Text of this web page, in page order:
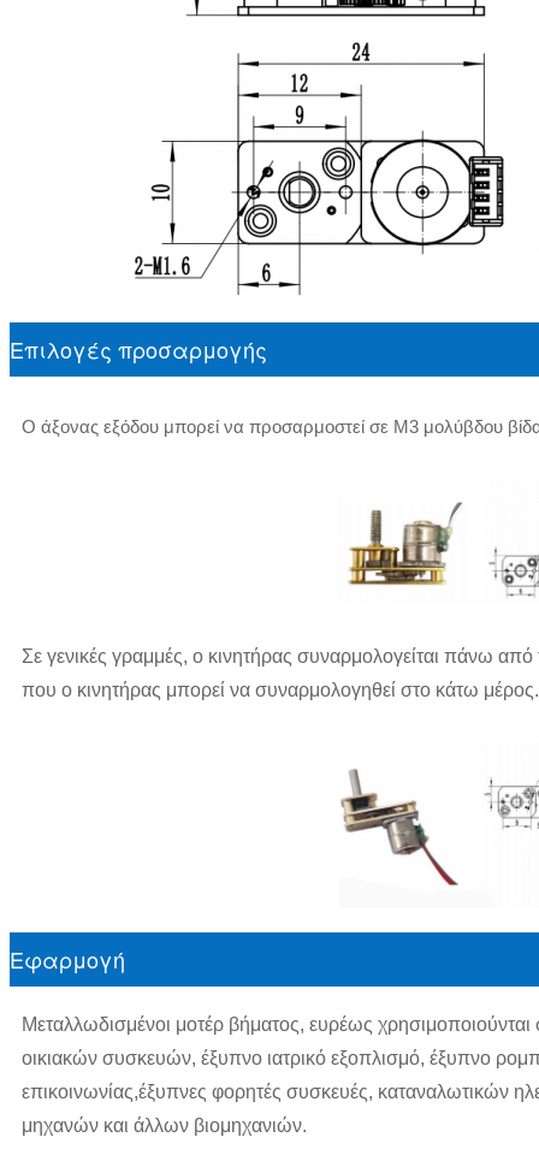
Επιλογές προσαρμογής
Ο άξονας εξόδου μπορεί να προσαρμοστεί σε M3 μολύβδου
Σε γενικές γραμμές, ο κινητήρας συναρμολογείται πάνω
που ο κινητήρας μπορεί να συναρμολογηθεί στο κάτω μέρος.
Εφαρμογή
Μεταλλωδισμένοι μοτέρ βήματος, ευρέως
οικιακών συσκευών, έξυπνο ιατρικό εξοπλισμό, έξυπνο
επικοινωνίας,έξυπνες φορητές συσκευές, καταναλωτικών
μηχανών και άλλων βιομηχανιών.